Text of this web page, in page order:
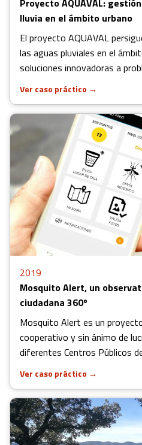
Proyecto AQUAVAL:
lluvia en el ámbito urbano
El proyecto AQUAVAL
las aguas pluviales en el
soluciones innovadoras a
Ver caso práctico →
2019
Mosquito Alert, un
ciudadana 360º
Mosquito Alert es un
cooperativo y sin ánimo de
diferentes Centros Públicos
Ver caso práctico →